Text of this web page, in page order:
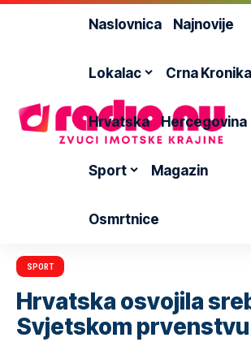
Naslovnica Najnovije
Lokalac Crna Kronika
Hrvatska Hercegovina
Sport Magazin
Osmrtnice
SPORT
Hrvatska osvojila
Svjetskom prvenstvu